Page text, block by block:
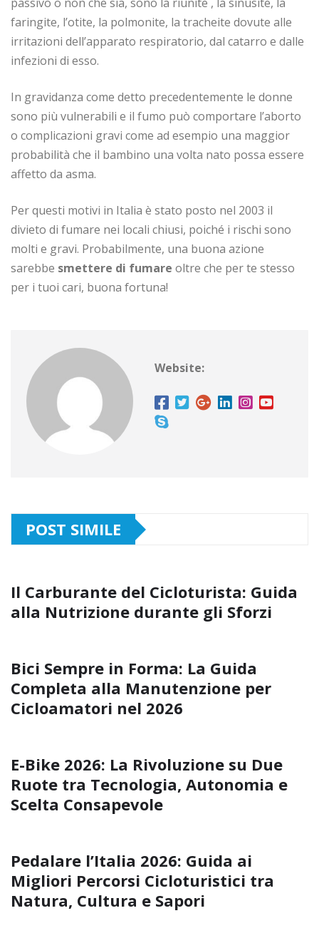
faringite, l’otite, la polmonite, la tracheite dovute alle
irritazioni dell’apparato respiratorio, dal catarro e dalle
infezioni di esso.
In gravidanza come detto precedentemente le donne
sono più vulnerabili e il fumo può comportare l’aborto
o complicazioni gravi come ad esempio una maggior
probabilità che il bambino una volta nato possa essere
affetto da asma.
Per questi motivi in Italia è stato posto nel 2003 il
divieto di fumare nei locali chiusi, poiché i rischi sono
molti e gravi. Probabilmente, una buona azione
sarebbe smettere di fumare oltre che per te stesso
per i tuoi cari, buona fortuna!
Website:
POST SIMILE
Il Carburante del Cicloturista: Guida
alla Nutrizione durante gli Sforzi
Bici Sempre in Forma: La Guida
Completa alla Manutenzione per
Cicloamatori nel 2026
E-Bike 2026: La Rivoluzione su Due
Ruote tra Tecnologia, Autonomia e
Scelta Consapevole
Pedalare l’Italia 2026: Guida ai
Migliori Percorsi Cicloturistici tra
Natura, Cultura e Sapori